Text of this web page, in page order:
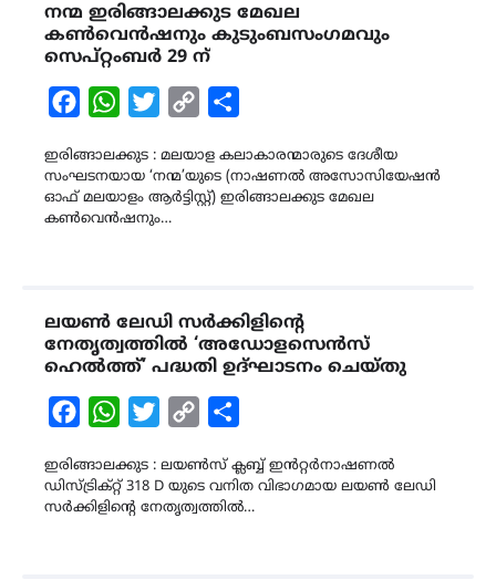
നന്മ ഇരിങ്ങാലക്കുട മേഖല
കൺവെൻഷനും കുടുംബസംഗമവും
സെപ്റ്റംബർ 29 ന്
FacebookWhatsAppTwitterCopy
ഇരിങ്ങാലക്കുട : മലയാള കലാകാരന്മാരുടെ ദേശീയ
സംഘടനയായ ‘നന്മ’യുടെ (നാഷണൽ അസോസിയേഷൻ
ഓഫ് മലയാളം ആർട്ടിസ്റ്റ്) ഇരിങ്ങാലക്കുട മേഖല
കൺവെൻഷനും…
ലയൺ ലേഡി സർക്കിളിന്‍റെ
നേതൃത്വത്തിൽ ‘അഡോളസെൻസ്
ഹെൽത്ത്’ പദ്ധതി ഉദ്ഘാടനം ചെയ്തു
FacebookWhatsAppTwitterCopy
ഇരിങ്ങാലക്കുട : ലയൺസ് ക്ലബ്ബ് ഇൻറ്റർനാഷണൽ
ഡിസ്ട്രിക്റ്റ് 318 D യുടെ വനിത വിഭാഗമായ ലയൺ ലേഡി
സർക്കിളിന്‍റെ നേതൃത്വത്തിൽ…